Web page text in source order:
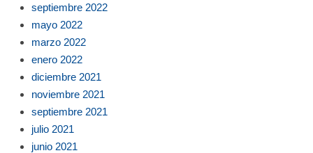
septiembre 2022
mayo 2022
marzo 2022
enero 2022
diciembre 2021
noviembre 2021
septiembre 2021
julio 2021
junio 2021